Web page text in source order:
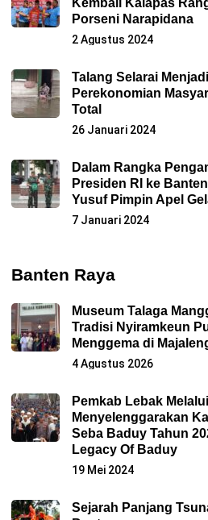
Kembali Kalapas
Porseni Narapidana
2 Agustus 2024
Talang Selarai
Perekonomian
Total
26 Januari 2024
Dalam Rangka
Presiden RI ke
Yusuf Pimpin Apel
7 Januari 2024
Banten Raya
Museum Talaga
Tradisi Nyiramkeun
Menggema di
4 Agustus 2026
Pemkab Lebak
Menyelenggarakan
Seba Baduy Tahun
Legacy Of Baduy
19 Mei 2024
Sejarah Panjang